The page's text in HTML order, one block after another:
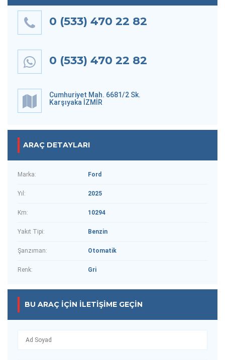
0 (533) 470 22 82
0 (533) 470 22 82
Cumhuriyet Mah. 6681/2 Sk.
Karşıyaka İZMİR
ARAÇ DETAYLARI
Marka: Ford
Yıl: 2025
Km: 10294
Yakıt Tipi: Benzin
Şanzıman: Otomatik
Renk: Gri
BU ARAÇ IÇIN İLETIŞIME GEÇIN